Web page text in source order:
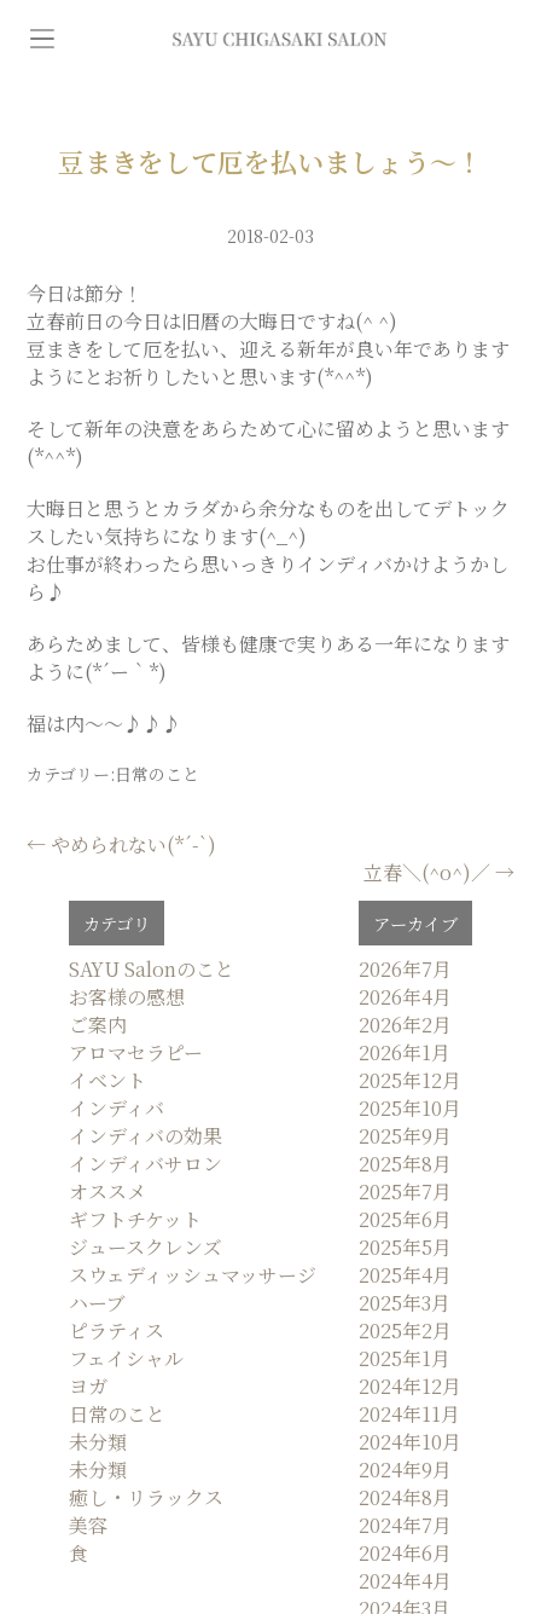
イ
デ
バ
専
門
エ
ス
テ
サ
ロ
ン
｜
SAYU
CHIGASAKI
SALON
豆まきをして厄を払いましょう〜！
2018-02-03
今日は節分！
立春前日の今日は旧暦の大晦日ですね(^ ^)
豆まきをして厄を払い、迎える新年が良い年であります
ようにとお祈りしたいと思います(*^^*)
そして新年の決意をあらためて心に留めようと思います
(*^^*)
大晦日と思うとカラダから余分なものを出してデトック
スしたい気持ちになります(^_^)
お仕事が終わったら思いっきりインディバかけようかし
ら♪
あらためまして、皆様も健康で実りある一年になります
ように(*´ー｀*)
福は内〜〜♪♪♪
カテゴリー:日常のこと
投
← やめられない(*´-`)
立春＼(^o^)／ →
カテゴリ
SAYU Salonのこと
お客様の感想
ご案内
アロマセラピー
イベント
インディバ
インディバの効果
インディバサロン
オススメ
ギフトチケット
ジュースクレンズ
スウェディッシュマッサージ
ハーブ
ピラティス
フェイシャル
ヨガ
日常のこと
未分類
未分類
癒し・リラックス
美容
食
アーカイブ
2026年7月
2026年4月
2026年2月
2026年1月
2025年12月
2025年10月
2025年9月
2025年8月
2025年7月
2025年6月
2025年5月
2025年4月
2025年3月
2025年2月
2025年1月
2024年12月
2024年11月
2024年10月
2024年9月
2024年8月
2024年7月
2024年6月
2024年4月
2024年3月